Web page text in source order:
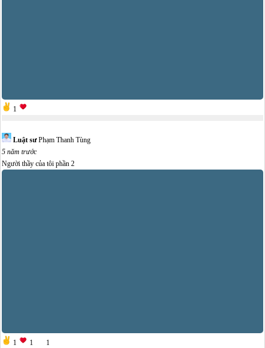
1
Luật sưPhạm Thanh Tùng
5 năm trước
Người thầy của tôi phần 2
1 1 1